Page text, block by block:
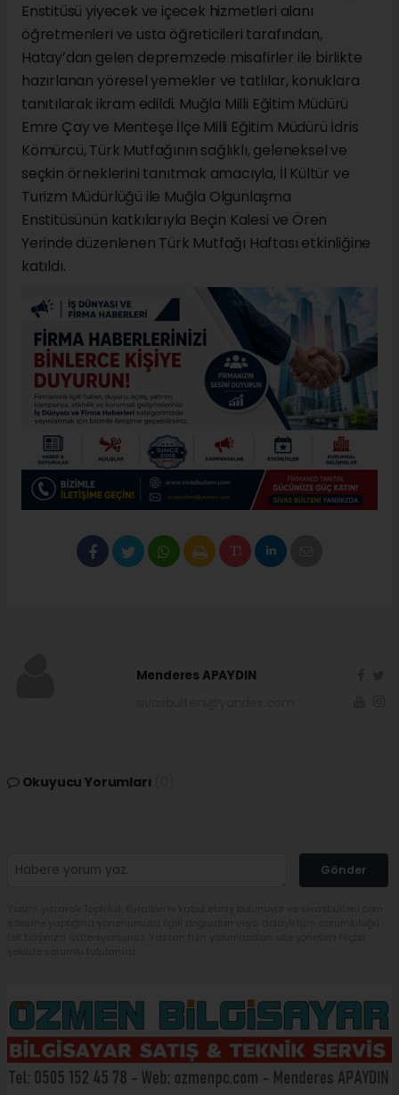
Enstitüsü yiyecek ve içecek hizmetleri alanı
öğretmenleri ve usta öğreticileri tarafından,
Hatay’dan gelen depremzede misafirler ile birlikte
hazırlanan yöresel yemekler ve tatlılar, konuklara
tanıtılarak ikram edildi. Muğla Milli Eğitim Müdürü
Emre Çay ve Menteşe İlçe Milli Eğitim Müdürü İdris
Kömürcü, Türk Mutfağının sağlıklı, geleneksel ve
seçkin örneklerini tanıtmak amacıyla, İl Kültür ve
Turizm Müdürlüğü ile Muğla Olgunlaşma
Enstitüsünün katkılarıyla Beçin Kalesi ve Ören
Yerinde düzenlenen Türk Mutfağı Haftası etkinliğine
katıldı.
Menderes APAYDIN
Okuyucu Yorumları
Gönder